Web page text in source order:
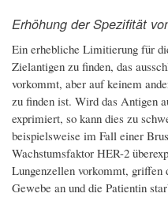
Erhöhung der Spezifität
Ein erhebliche Limitierung für
Zielantigen zu finden, das
vorkommt, aber auf keinem
zu finden ist. Wird das Antigen
exprimiert, so kann dies zu
beispielsweise im Fall einer
Wachstumsfaktor HER-2
Lungenzellen vorkommt, griffen
Gewebe an und die Patientin